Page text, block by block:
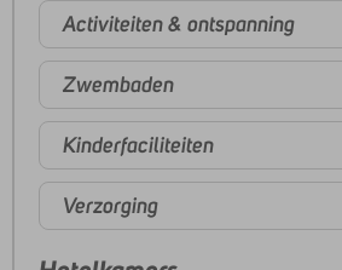
Activiteiten & ontspanning
Zwembaden
Kinderfaciliteiten
Verzorging